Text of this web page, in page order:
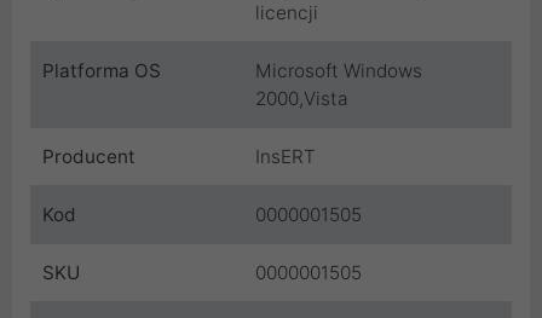
licencji
Platforma OS
Microsoft Windows
2000,Vista
Producent InsERT
Kod 0000001505
SKU 0000001505